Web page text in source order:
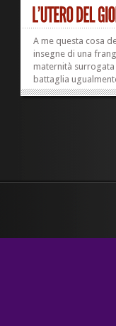
A me questa cosa
insegne di una
maternità
battaglia
giornalisti contro le